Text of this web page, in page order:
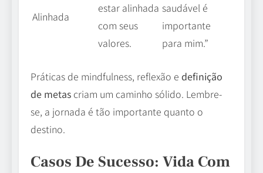
Alinhada
estar alinhada
com seus
valores.
saudável é
importante
para mim.”
Práticas de mindfulness, reflexão e definição
de metas criam um caminho sólido. Lembre-
se, a jornada é tão importante quanto o
destino.
Casos De Sucesso: Vida Com